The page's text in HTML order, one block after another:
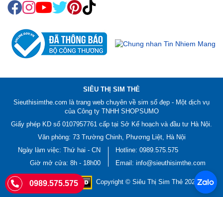
SIÊU THỊ SIM THẺ
Sieuthisimthe.com là trang web chuyên về sim số đẹp - Một dịch vụ
của Công ty TNHH SHOPSUMO
Giấy phép KD số 0107957761 cấp tại Sở Kế hoạch và đầu tư Hà Nội.
Văn phòng: 73 Trường Chinh, Phương Liệt, Hà Nội
Ngày làm việc: Thứ hai - CN
Giờ mở cửa: 8h - 18h00
Hotline: 0989.575.575
Email: info@sieuthisimthe.com
Copyright © Siêu Thị Sim Thẻ 2026
0989.575.575